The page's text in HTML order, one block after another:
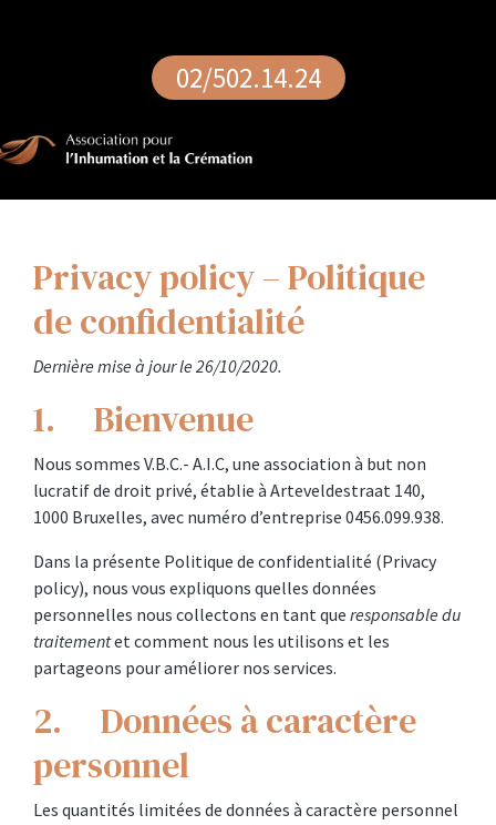
02/502.14.24
Privacy policy – Politique
de confidentialité
Dernière mise à jour le 26/10/2020.
1. Bienvenue
Nous sommes V.B.C.- A.I.C, une association à but non
lucratif de droit privé, établie à Arteveldestraat 140,
1000 Bruxelles, avec numéro d’entreprise 0456.099.938.
Dans la présente Politique de confidentialité (Privacy
policy), nous vous expliquons quelles données
personnelles nous collectons en tant que responsable du
traitementet comment nous les utilisons et les
partageons pour améliorer nos services.
2. Données à caractère
personnel
Les quantités limitées de données à caractère personnel